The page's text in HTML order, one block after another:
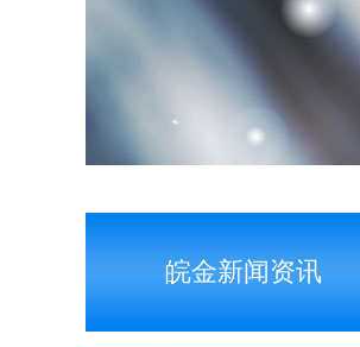
皖金新闻资讯